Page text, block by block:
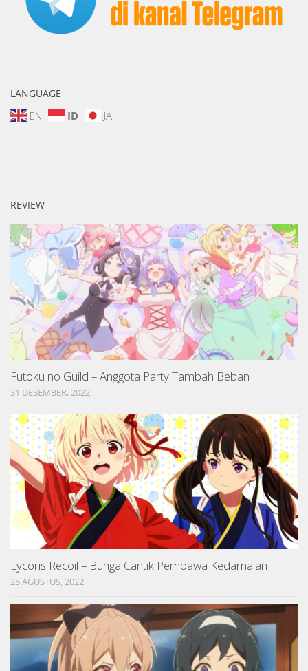
LANGUAGE
EN ID JA
REVIEW
Futoku no Guild – Anggota Party Tambah Beban
31 DESEMBER, 2022
Lycoris Recoil – Bunga Cantik Pembawa Kedamaian
25 AGUSTUS, 2022